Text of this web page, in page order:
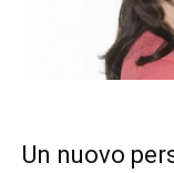
Un nuovo